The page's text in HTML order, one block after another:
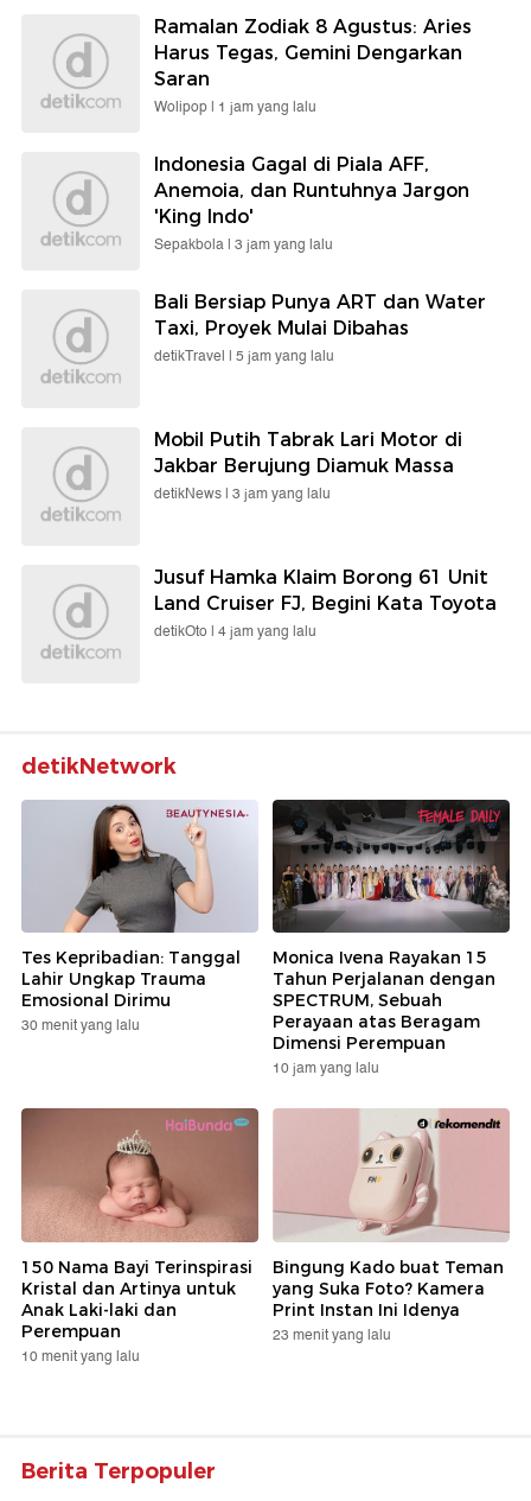
Ramalan Zodiak 8 Agustus: Aries
Harus Tegas, Gemini Dengarkan
Saran
Wolipop | 1 jam yang lalu
Indonesia Gagal di Piala AFF,
Anemoia, dan Runtuhnya Jargon
'King Indo'
Sepakbola | 3 jam yang lalu
Bali Bersiap Punya ART dan Water
Taxi, Proyek Mulai Dibahas
detikTravel | 5 jam yang lalu
Mobil Putih Tabrak Lari Motor di
Jakbar Berujung Diamuk Massa
detikNews | 3 jam yang lalu
Jusuf Hamka Klaim Borong 61 Unit
Land Cruiser FJ, Begini Kata Toyota
detikOto | 4 jam yang lalu
detikNetwork
Tes Kepribadian: Tanggal
Lahir Ungkap Trauma
Emosional Dirimu
30 menit yang lalu
Monica Ivena Rayakan 15
Tahun Perjalanan dengan
SPECTRUM, Sebuah
Perayaan atas Beragam
Dimensi Perempuan
10 jam yang lalu
150 Nama Bayi Terinspirasi
Kristal dan Artinya untuk
Anak Laki-laki dan
Perempuan
10 menit yang lalu
Bingung Kado buat Teman
yang Suka Foto? Kamera
Print Instan Ini Idenya
23 menit yang lalu
Berita Terpopuler